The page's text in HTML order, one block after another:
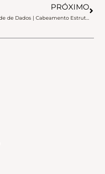
PRÓXIMO
Rede de Dados | Cabeamento Estruturado